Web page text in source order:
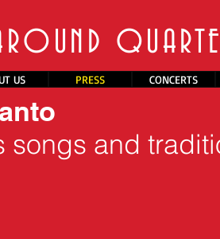
US PRESS CONCERTS
songs and